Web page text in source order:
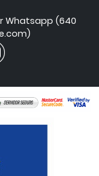
Whatsapp (640